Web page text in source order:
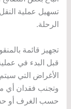
تسهيل عملية
الرحلة.
تجهيز قائمة
قبل البدء في
الأغراض التي
وتجنب فقدان أي
حسب الغرف أو